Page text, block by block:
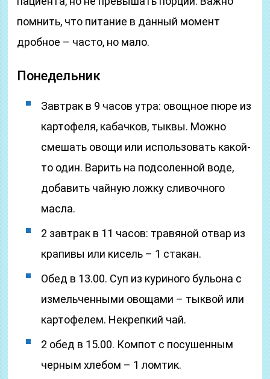
помнить, что питание в данный момент
дробное – часто, но мало.
Понедельник
Завтрак в 9 часов утра: овощное пюре из
картофеля, кабачков, тыквы. Можно
смешать овощи или использовать какой-
то один. Варить на подсоленной воде,
добавить чайную ложку сливочного
масла.
2 завтрак в 11 часов: травяной отвар из
крапивы или кисель – 1 стакан.
Обед в 13.00. Суп из куриного бульона с
измельченными овощами – тыквой или
картофелем. Некрепкий чай.
2 обед в 15.00. Компот с посушенным
черным хлебом – 1 ломтик.